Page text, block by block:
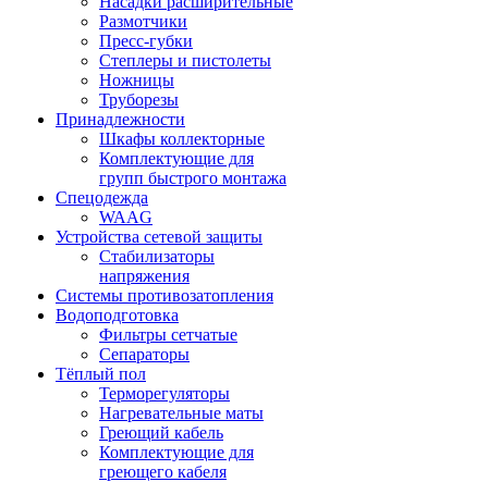
Размотчики
Пресс-губки
Степлеры и пистолеты
Ножницы
Труборезы
Принадлежности
Шкафы коллекторные
Комплектующие для
групп быстрого монтажа
Спецодежда
WAAG
Устройства сетевой защиты
Стабилизаторы
напряжения
Системы противозатопления
Водоподготовка
Фильтры сетчатые
Сепараторы
Тёплый пол
Терморегуляторы
Нагревательные маты
Греющий кабель
Комплектующие для
греющего кабеля